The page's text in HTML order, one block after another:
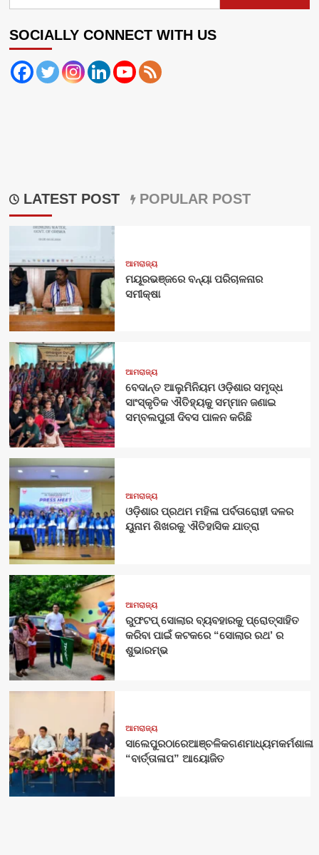
SOCIALLY CONNECT WITH US
LATEST POST POPULAR POST
ଆମରାଜ୍ୟ
ମୟୂରଭଞ୍ଜରେ ବନ୍ୟା ପରିଚାଳନାର
ସମୀକ୍ଷା
ଆମରାଜ୍ୟ
ବେଦାନ୍ତ ଆଲୁମିନିୟମ ଓଡ଼ିଶାର ସମୃଦ୍ଧ
ସାଂସ୍କୃତିକ ଐତିହ୍ୟକୁ ସମ୍ମାନ ଜଣାଇ
ସମ୍ବଲପୁରୀ ଦିବସ ପାଳନ କରିଛି
ଆମରାଜ୍ୟ
ଓଡ଼ିଶାର ପ୍ରଥମ ମହିଳା ପର୍ବତାରୋହୀ ଦଳର
ୟୁନାମ ଶିଖରକୁ ଐତିହାସିକ ଯାତ୍ରା
ଆମରାଜ୍ୟ
ରୁଫଟପ୍ ସୋଲାର ବ୍ୟବହାରକୁ ପ୍ରୋତ୍ସାହିତ
କରିବା ପାଇଁ କଟକରେ “ସୋଲାର ରଥ’ ର
ଶୁଭାରମ୍ଭ
ଆମରାଜ୍ୟ
ସାଲେପୁରଠାରେଆଞ୍ଚଳିକଗଣମାଧ୍ୟମକର୍ମଶାଳା
“ବାର୍ତ୍ତାଳାପ” ଆୟୋଜିତ